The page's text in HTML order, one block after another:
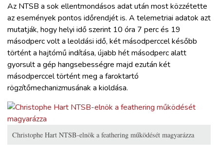
Az NTSB a sok ellentmondásos adat után most közzétette
az események pontos időrendjét is. A telemetriai adatok azt
mutatják, hogy helyi idő szerint 10 óra 7 perc és 19
másodperc volt a leoldási idő, két másodperccel később
történt a hajtómű indítása, újabb hét másodperc alatt
gyorsult a gép hangsebességre majd ezután két
másodperccel történt meg a faroktartó
rögzítőmechanizmusának a kioldása.
Christophe Hart NTSB-elnök a feathering működését magyarázza